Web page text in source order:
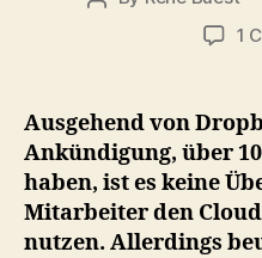
1
Ausgehend von
Ankündigung, über
haben, ist es keine
Mitarbeiter den
nutzen. Allerdings